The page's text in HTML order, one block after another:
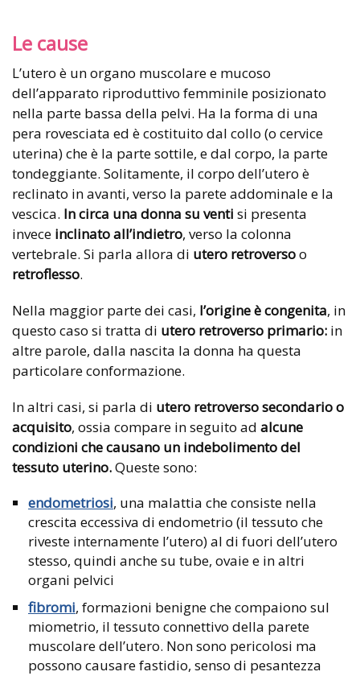
Le cause
L’utero è un organo muscolare e mucoso
dell’apparato riproduttivo femminile posizionato
nella parte bassa della pelvi. Ha la forma di una
pera rovesciata ed è costituito dal collo (o cervice
uterina) che è la parte sottile, e dal corpo, la parte
tondeggiante. Solitamente, il corpo dell’utero è
reclinato in avanti, verso la parete addominale e la
vescica. In circa una donna su venti si presenta
invece inclinato all’indietro, verso la colonna
vertebrale. Si parla allora di utero retroversoo
retroflesso.
Nella maggior parte dei casi, l’origine è congenita, in
questo caso si tratta di utero retroverso primario: in
altre parole, dalla nascita la donna ha questa
particolare conformazione.
In altri casi, si parla di utero retroverso secondario o
acquisito, ossia compare in seguito ad alcune
condizioni che causano un indebolimento del
tessuto uterino.Queste sono:
endometriosi, una malattia che consiste nella
crescita eccessiva di endometrio (il tessuto che
riveste internamente l’utero) al di fuori dell’utero
stesso, quindi anche su tube, ovaie e in altri
organi pelvici
fibromi, formazioni benigne che compaiono sul
miometrio, il tessuto connettivo della parete
muscolare dell’utero. Non sono pericolosi ma
possono causare fastidio, senso di pesantezza